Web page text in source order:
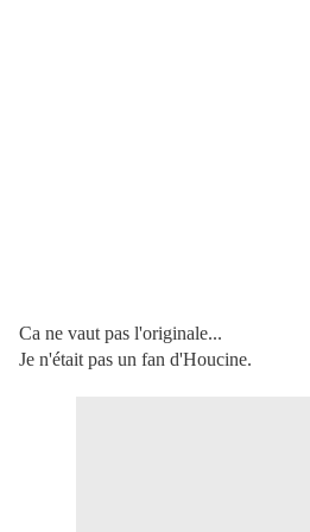
Ca ne vaut pas l'originale...
Je n'était pas un fan d'Houcine.